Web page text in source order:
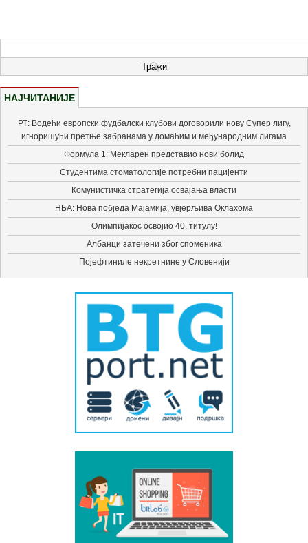
НАЈЧИТАНИЈЕ
РТ: Водећи европски фудбалски клубови договорили нову Супер лигу,
игноришући претње забранама у домаћим и међународним лигама
Формула 1: Мекларен представио нови болид
Студентима стоматологије потребни пацијенти
Комунистичка стратегија освајања власти
НБА: Нова побједа Мајамија, увјерљива Оклахома
Олимпијакос освојио 40. титулу!
Албанци затечени због споменика
Појефтиниле некретнине у Словенији